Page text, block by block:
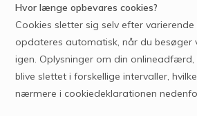
Hvor længe opbevares cookies?
Cookies sletter sig selv efter
opdateres automatisk, når du besøger
igen. Oplysninger om din onlineadfærd,
blive slettet i forskellige intervaller,
nærmere i cookiedeklarationen